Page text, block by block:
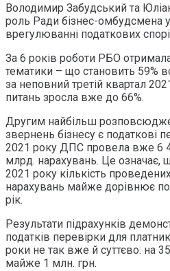
Володимир Забудський та
роль Ради бізнес-омбудсмена
врегулюванні податкових
За 6 років роботи РБО
тематики – що становить 59%
за неповний третій квартал
питань зросла вже до 66%.
Другим найбільш
звернень бізнесу є податкові
2021 року ДПС провела вже 6
млрд. нарахувань. Це означає,
2021 року кількість
нарахувань майже дорівнює
рік.
Результати підрахунків
податків перевірки для
роки не так вже й суттєво: на
майже 1 млн. грн.